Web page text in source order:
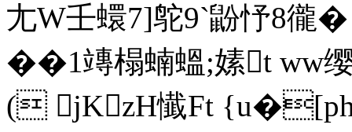
尢W壬蠉7]鸵9` 鼢忬
��1竱榻蝻蝹;嫊t ww缨
( jKzH懴Ft {u�[ph6